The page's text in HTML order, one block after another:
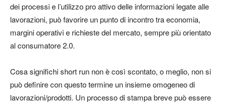
dei processi e l’utilizzo pro attivo delle informazioni legate alle
lavorazioni, può favorire un punto di incontro tra economia,
margini operativi e richieste del mercato, sempre più orientato
al consumatore 2.0.
Cosa significhishort run non è così scontato, o meglio, non si
può definire con questo termine un insieme omogeneo di
lavorazioni/prodotti. Un processo di stampabrevepuò essere